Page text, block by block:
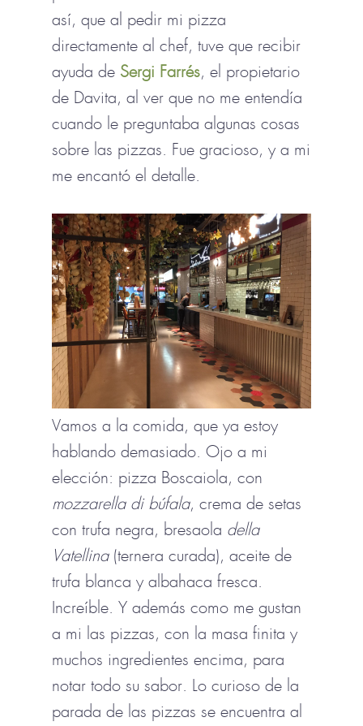
así, que al pedir mi pizza
directamente al chef, tuve que recibir
ayuda de Sergi Farrés, el propietario
de Davita, al ver que no me entendía
cuando le preguntaba algunas cosas
sobre las pizzas. Fue gracioso, y a mi
me encantó el detalle.
Vamos a la comida, que ya estoy
hablando demasiado. Ojo a mi
elección: pizza Boscaiola, con
mozzarella di búfala, crema de setas
con trufa negra, bresaola della
Vatellina(ternera curada), aceite de
trufa blanca y albahaca fresca.
Increíble. Y además como me gustan
a mi las pizzas, con la masa finita y
muchos ingredientes encima, para
notar todo su sabor. Lo curioso de la
parada de las pizzas se encuentra al